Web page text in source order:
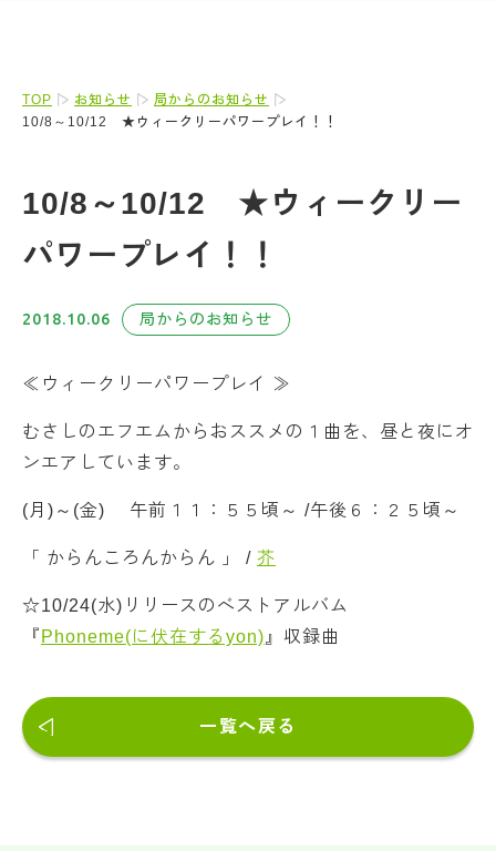
TOP お知らせ
局からのお知らせ
10/8～10/12 ★ウィークリーパワープレイ！！
10/8～10/12 ★ウィークリー
パワープレイ！！
2018.10.06 局からのお知らせ
≪ウィークリーパワープレイ ≫
むさしのエフエムからおススメの１曲を、昼と夜にオ
ンエアしています。
(月)～(金) 午前１１：５５頃～ /午後６：２５頃～
「 からんころんからん 」 / 芥
☆10/24(水)リリースのベストアルバム
『 Phoneme(に伏在するyon) 』収録曲
一覧へ戻る